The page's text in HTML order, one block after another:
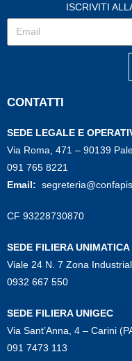
ISCRIVITI
CONTATTI
SEDE LEGALE E
Via Roma, 471 – 90139
091 765 8221
Email:
CF 93228730870
SEDE FILIERA UNIMATICA
Viale 24 N. 7 Zona
0932 667 550
SEDE FILIERA UNIGEC
Via Sant’Anna, 4 – Carini
091 7473 113